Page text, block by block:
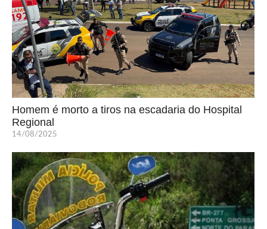
Homem é morto a tiros na escadaria do Hospital
Regional
14/08/2025